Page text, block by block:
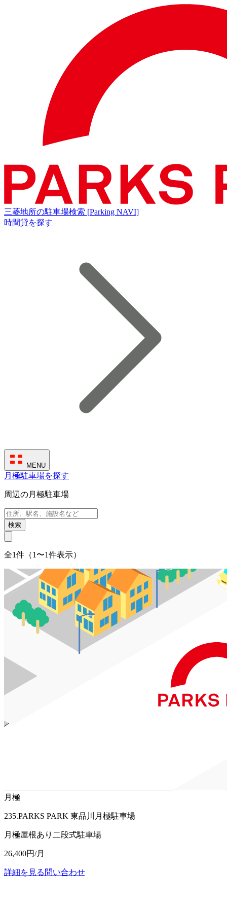
三菱地所の駐車場検索 [Parking NAVI]
時間貸を探す
MENU
月極駐車場を探す
周辺の月極駐車場
検索
全1件（1〜1件表示）
月極
235.PARKS PARK 東品川月極駐車場
月極屋根あり二段式駐車場
26,400円/月
詳細を見る 問い合わせ